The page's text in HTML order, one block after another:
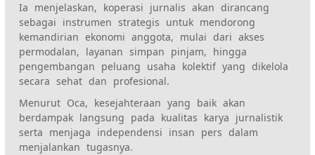
Ia menjelaskan, koperasi jurnalis akan dirancang
sebagai instrumen strategis untuk mendorong
kemandirian ekonomi anggota, mulai dari akses
permodalan, layanan simpan pinjam, hingga
pengembangan peluang usaha kolektif yang dikelola
secara sehat dan profesional.
Menurut Oca, kesejahteraan yang baik akan
berdampak langsung pada kualitas karya jurnalistik
serta menjaga independensi insan pers dalam
menjalankan tugasnya.